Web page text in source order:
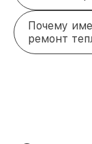
Почему
ремонт